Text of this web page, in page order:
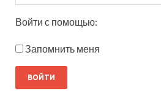
Войти с помощью:
Запомнить меня